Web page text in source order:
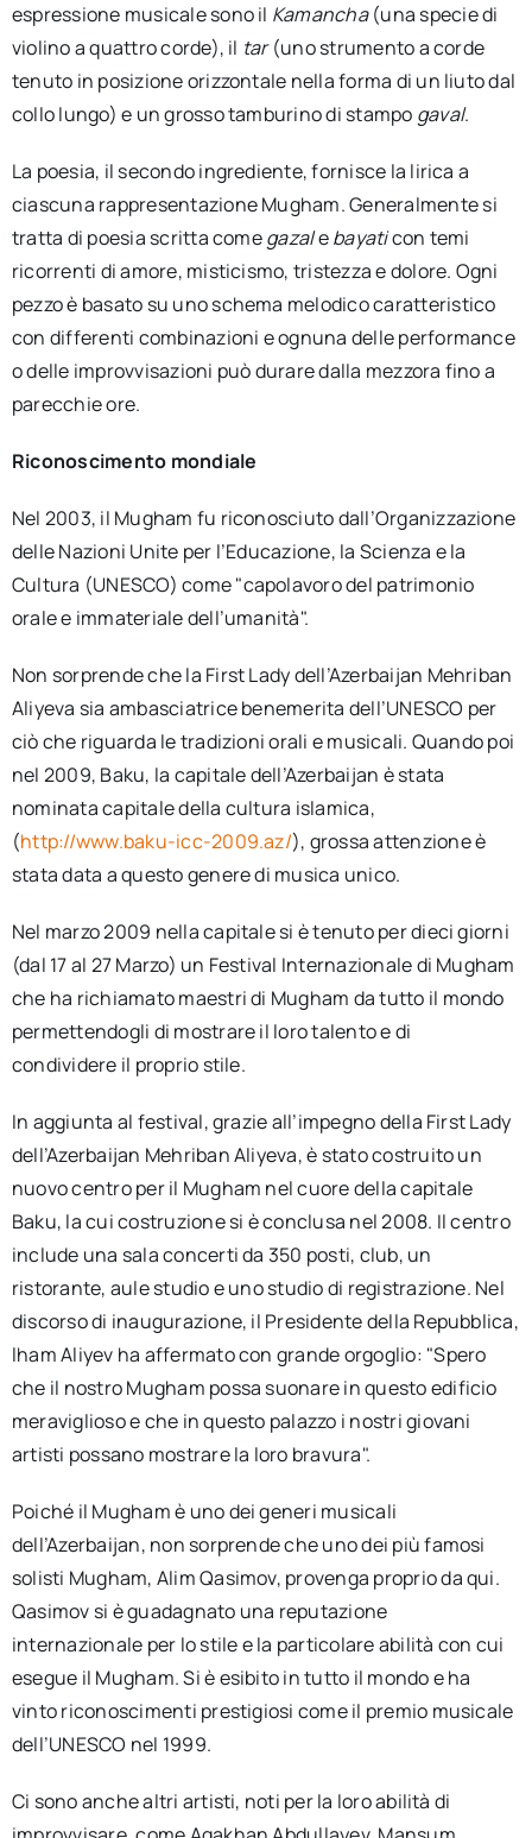
espressione musicale sono il Kamancha(una specie di
violino a quattro corde), il tar(uno strumento a corde
tenuto in posizione orizzontale nella forma di un liuto dal
collo lungo) e un grosso tamburino di stampo gaval.
La poesia, il secondo ingrediente, fornisce la lirica a
ciascuna rappresentazione Mugham. Generalmente si
tratta di poesia scritta comegazalebayaticon temi
ricorrenti di amore, misticismo, tristezza e dolore. Ogni
pezzo è basato su uno schema melodico caratteristico
con differenti combinazioni e ognuna delle performance
o delle improvvisazioni può durare dalla mezzora fino a
parecchie ore.
Riconoscimento mondiale
Nel 2003, il Mugham fu riconosciuto dall’Organizzazione
delle Nazioni Unite per l’Educazione, la Scienza e la
Cultura (UNESCO) come "capolavoro del patrimonio
orale e immateriale dell’umanità".
Non sorprende che la First Lady dell’Azerbaijan Mehriban
Aliyeva sia ambasciatrice benemerita dell’UNESCO per
ciò che riguarda le tradizioni orali e musicali. Quando poi
nel 2009, Baku, la capitale dell’Azerbaijan è stata
nominata capitale della cultura islamica,
(http://www.baku-icc-2009.az/), grossa attenzione è
stata data a questo genere di musica unico.
Nel marzo 2009 nella capitale si è tenuto per dieci giorni
(dal 17 al 27 Marzo) un Festival Internazionale di Mugham
che ha richiamato maestri di Mugham da tutto il mondo
permettendogli di mostrare il loro talento e di
condividere il proprio stile.
In aggiunta al festival, grazie all’impegno della First Lady
dell’Azerbaijan Mehriban Aliyeva, è stato costruito un
nuovo centro per il Mugham nel cuore della capitale
Baku, la cui costruzione si è conclusa nel 2008. Il centro
include una sala concerti da 350 posti, club, un
ristorante, aule studio e uno studio di registrazione. Nel
discorso di inaugurazione, il Presidente della Repubblica,
lham Aliyev ha affermato con grande orgoglio: "Spero
che il nostro Mugham possa suonare in questo edificio
meraviglioso e che in questo palazzo i nostri giovani
artisti possano mostrare la loro bravura".
Poiché il Mugham è uno dei generi musicali
dell’Azerbaijan, non sorprende che uno dei più famosi
solisti Mugham, Alim Qasimov, provenga proprio da qui.
Qasimov si è guadagnato una reputazione
internazionale per lo stile e la particolare abilità con cui
esegue il Mugham. Si è esibito in tutto il mondo e ha
vinto riconoscimenti prestigiosi come il premio musicale
dell’UNESCO nel 1999.
Ci sono anche altri artisti, noti per la loro abilità di